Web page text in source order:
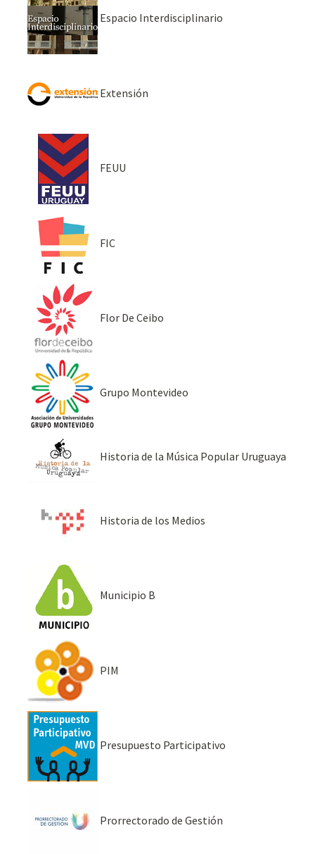
Espacio Interdisciplinario
Extensión
FEUU
FIC
Flor De Ceibo
Grupo Montevideo
Historia de la Música Popular Uruguaya
Historia de los Medios
Municipio B
PIM
Presupuesto Participativo
Prorrectorado de Gestión